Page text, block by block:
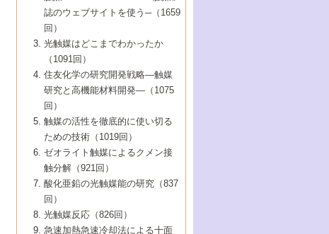
触媒関連技術
6号 第102回触媒討論会
7号 触媒・化学反応における計算化学の進
8号 若手研究者による触媒研究の未来展望
2：大学・研究所編
の可能性―
7号 『結晶の化学』を活かした触媒研究
8号 イオン液体の応用
しい展開
6号 第98回触媒討論会
7号 基礎化学品製造の触媒技術
8号 多機能型リアクター
5号 時間分解分光の進歩と応用
6号 第96回触媒討論会
8号 超臨界流体を用いた化学プロセスの新
4号 生体内における金属の触媒作用
5号 ファインケミカルズの展開に寄与する
6号 第94回触媒討論会
7号 サブナノレベルでみた新しい表面現象
8号 オレフィン重合触媒の新たな展
3号 最近の自動車排ガス処理技術
4号 触媒研究の現状と将来─第90回触媒討論
5号 基礎化学品製造の触媒技術
6号 第92回触媒討論会
7号 基礎化学品製造の触媒技術
8号 資源の循環と触媒技術
2号 第89回触媒討論会
3号 触媒を利用した電気化学の新展開
4号 ナノ材料の調製と機能化
5号 こんな触媒が欲しい
6号 第90回触媒討論会
7号 触媒研究と学術雑誌/情報
8号 若い世代からみた触媒化学の現状と未
1号 グリーンケミストリーと触媒
2号 第87回触媒討論会特集号
3号 生体触媒とバイオプロセス
4号 水素製造・利用の触媒化学
5号 触媒研究における新しい切り口：コン
ビナトリアルケミストリー
6号 第88回触媒討論会特集号
7号 企業における触媒研究のブレークスル
8号 この材料を触媒として使ってみません
▼42巻（2000年）
1号 触媒反応工学の明日を拓く
2号 第85回触媒討論会
3号 反応ダイナミクス
5号 触媒のおもしろさをどのように伝える
6号 第86回触媒討論会
7号 水素化精製触媒の新しい展開
8号 新しい反応性と機能性を目指した金属
クラスタ-化学
▼41巻（1999年）
1号 孔、穴、あな?-特異な空間とその利用-
2号 第83回触媒討論会
3号 均一系触媒反応最前線
4号 実用炭素材料の新展開
5号 研究の方法論を考える
7号 機能性金属材料と触媒
8号 触媒研究へのNMRの応用と展望
▼40巻（1998年）
進展と21世紀への提言/創立40周年記念・触
媒学会この10年の歩みとこれから/創立40周
2号 第81回触媒討論会
3号 計算機触媒化学へのさそい
4号 触媒劣化の制御と予測
5号 最新の実用プロセスと触媒
6号 第82回触媒討論会
1号 均一系と不均一系触媒反応-その特徴と
接点
2号 第79回触媒討論会
3号 最新NO除去触媒の実用化研究
4号 新しい反応場を目指した触媒調製
5号 反応・分離技術の新しい展開
6号 第80回触媒討論会
▼38巻（1996年）
1号 触媒の構造と触媒作用/C1化学を中心と
する21世紀への触媒
3号 オリンピックメダル:金・銀・銅はどん
な触媒作用を示すか
4号 触媒作用における機能の複合化
▼37巻（1995年）
1号 ファインケミカルズと固体触媒
2号 第75回触媒討論会
3号 希土類を利用した触媒
4号 触媒とリサイクル
5号 エネルギー変換触媒
▼36巻（1994年）
1号 電気化学と触媒
2号 第73回触媒討論会
3号 C4化学の展開
4号 《通常号》
▼35巻（1993年）
1号 工業触媒開発マニュアル―探索から工
業化まで
2号 第71回触媒討論会
▼34巻（1992年）
1号 インパクトを与えたこの研究
2号 第69回触媒討論会
▼33巻（1991年）
1号 触媒プロセス開発マニュアル―探索か
▼32巻（1990年）
誌のウェブサイトを使う─（1659
回）
光触媒はどこまでわかったか
（1091回）
住友化学の研究開発戦略―触媒
研究と高機能材料開発―（1075
回）
触媒の活性を徹底的に使い切る
ための技術（1019回）
ゼオライト触媒によるクメン接
触分解（921回）
酸化亜鉛の光触媒能の研究（837
回）
光触媒反応（826回）
急速加熱急速冷却法による十面